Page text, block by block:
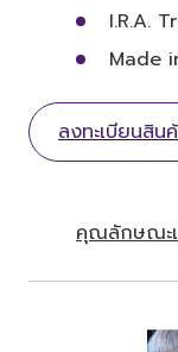
I.R.A.
Made
ลงทะเบียนสิน
คุณลักษณะ